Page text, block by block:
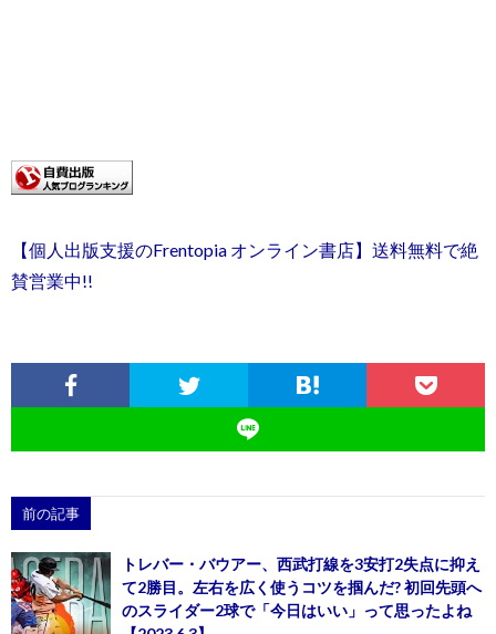
【個人出版支援のFrentopia オンライン書店】送料無料で絶
賛営業中!!
前の記事
トレバー・バウアー、西武打線を3安打2失点に抑え
て2勝目。左右を広く使うコツを掴んだ? 初回先頭へ
のスライダー2球で「今日はいい」って思ったよね